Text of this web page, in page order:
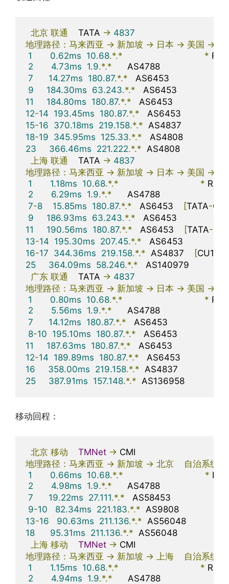
北京 联通
    TATA
-> 4837
地理路径：马来西亚 -> 新加坡 -> 日本 -> 美国 ->
1
0.62ms 10.68.*.* *
2
4.73ms 1.9.*.*
      AS4788
7
14.27ms 180.87.*.*
   AS6453
9
184.30ms 63.243.*.*
11
184.80ms 180.87.*.*
   AS6453
12-14 193.45ms 180.87.*.*
15-16 370.18ms 219.158.*.*
18-19 345.95ms 125.33.*.*
23
366.46ms 221.222.*.*
上海 联通
    TATA
-> 4837
地理路径：马来西亚 -> 新加坡 -> 日本 -> 美国 ->
1
1.18ms 10.68.*.* *
2
6.29ms 1.9.*.*
      AS4788
7-8 15.85ms 180.87.*.*
   AS6453
[TATA-
9
186.93ms 63.243.*.*
11
190.56ms 180.87.*.*
   AS6453
[TATA-
13-14 195.30ms 207.45.*.*
16-17 344.36ms 219.158.*.*
  AS4837
[CU169
25
364.09ms 58.246.*.*
广东 联通
    TATA
-> 4837
地理路径：马来西亚 -> 新加坡 -> 日本 -> 美国 ->
1
0.80ms 10.68.*.* *
2
5.56ms 1.9.*.*
      AS4788
7
14.12ms 180.87.*.*
   AS6453
8-10 195.10ms 180.87.*.*
11
187.63ms 180.87.*.*
   AS6453
12-14 189.89ms 180.87.*.*
16
358.00ms 219.158.*.*
25
387.91ms 157.148.*.*
移动回程：
北京 移动 TMNet ->
地理路径：马来西亚 -> 新加坡 -> 北京
自治系统
1
0.66ms 10.68.*.* *
2
4.98ms 1.9.*.*
      AS4788
7
19.22ms 27.111.*.*
   AS58453
9-10 82.34ms 221.183.*.*
13-16 90.63ms 211.136.*.*
18
95.31ms 211.136.*.*
上海 移动 TMNet ->
地理路径：马来西亚 -> 新加坡 -> 上海
自治系统
1
1.15ms 10.68.*.* *
2
4.94ms 1.9.*.*
      AS4788